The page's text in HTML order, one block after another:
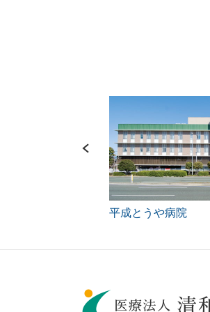
平成とうや病院